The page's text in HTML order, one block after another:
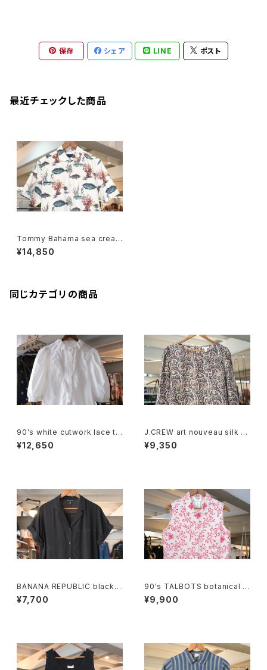
保存 シェア LINE ポスト
最近チェックした商品
Tommy Bahama sea ​​creat
ures printed cotton silk Sh
irt
¥14,850
同じカテゴリの商品
90's white cutwork lace tri
mmed cotton Blouse
¥12,650
J.CREW art nouveau silk p
ullover Blouse
¥9,350
BANANA REPUBLIC black r
ayon open collar Shirt
¥7,700
90's TALBOTS botanical s
croll printed Irish linen sle
eveless Shirt
¥9,900